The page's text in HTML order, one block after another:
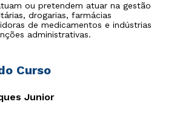
ou pretendem atuar na gestão
drogarias, farmácias
de medicamentos e indústrias
administrativas.
Curso
Junior